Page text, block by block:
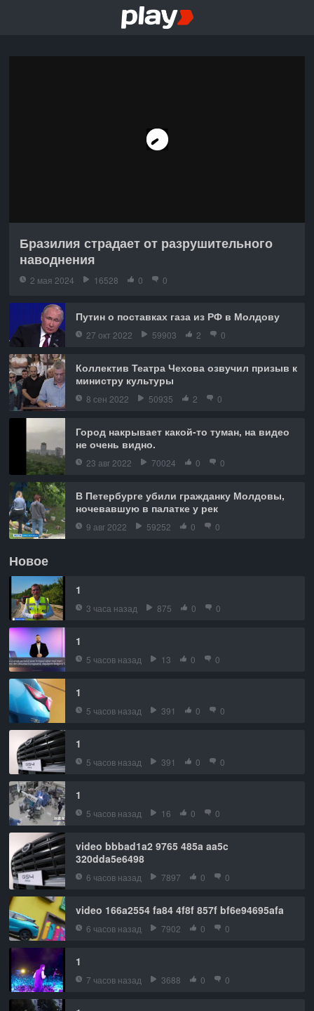
Бразилия страдает от разрушительного
наводнения
2 мая 2024 16528 0 0
Путин о поставках газа из РФ в Молдову
27 окт 2022 59903 2 0
Коллектив Театра Чехова озвучил призыв к
министру культуры
8 сен 2022 50935 2 0
Город накрывает какой-то туман, на видео
не очень видно.
23 авг 2022 70024 0 0
В Петербурге убили гражданку Молдовы,
ночевавшую в палатке у рек
9 авг 2022 59252 0 0
Новое
1
3 часа назад 875 0 0
1
5 часов назад 13 0 0
1
5 часов назад 391 0 0
1
5 часов назад 391 0 0
1
5 часов назад 16 0 0
video bbbad1a2 9765 485a aa5c
320dda5e6498
6 часов назад 7897 0 0
video 166a2554 fa84 4f8f 857f bf6e94695afa
6 часов назад 7902 0 0
1
7 часов назад 3688 0 0